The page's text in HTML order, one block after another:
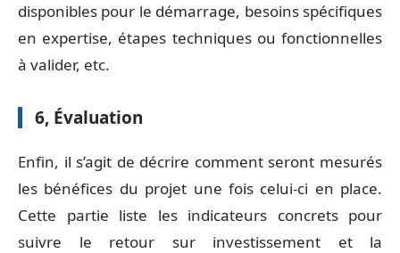
disponibles pour le démarrage, besoins spécifiques
en expertise, étapes techniques ou fonctionnelles
à valider, etc.
6, Évaluation
Enfin, il s’agit de décrire comment seront mesurés
les bénéfices du projet une fois celui-ci en place.
Cette partie liste les indicateurs concrets pour
suivre le retour sur investissement et la